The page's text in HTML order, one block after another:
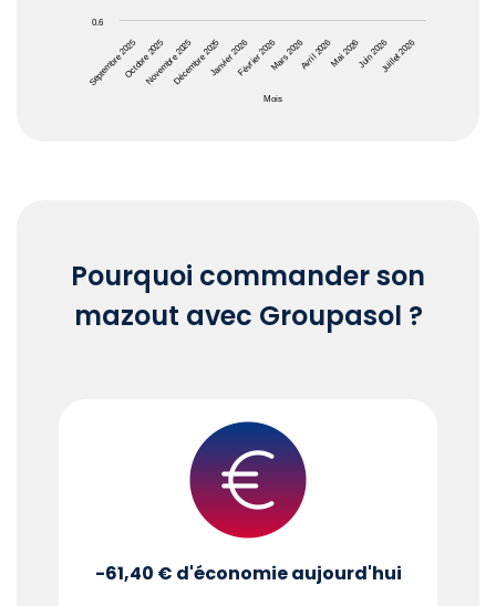
Mois
Septembre 2025Octobre 2025Novembre 2025Décembre 2025Janvier 2026Février 2026Mars 2026Avril 2026Mai 2026Juin 2026Juillet 2026
0.6
Pourquoi commander son
mazout avec Groupasol ?
-61,40 € d'économie aujourd'hui